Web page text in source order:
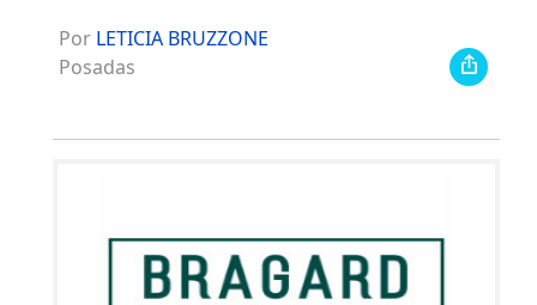
Por LETICIA BRUZZONE
Posadas